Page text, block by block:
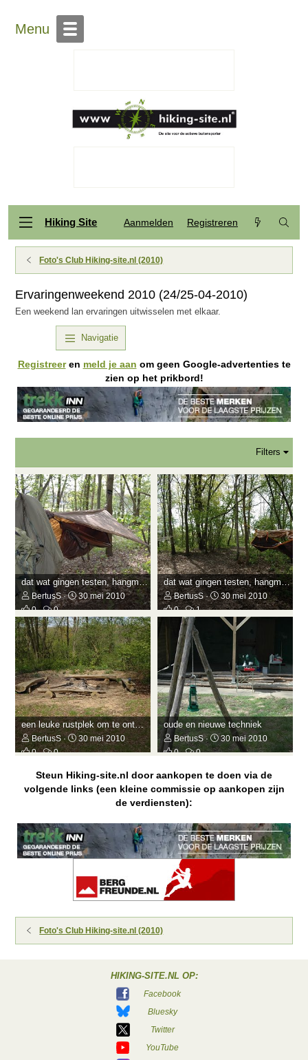
Menu
Hiking Site Aanmelden Registreren
Foto's Club Hiking-site.nl (2010)
Ervaringenweekend 2010 (24/25-04-2010)
Een weekend lan ervaringen uitwisselen met elkaar.
Navigatie
Registreeren meld je aan om geen Google-advertenties te
zien op het prikbord!
Filters
dat wat gingen testen, hangmatten
BertusS
30 mei 2010
0
0
dat wat gingen testen, hangmatten
BertusS
30 mei 2010
0
1
een leuke rustplek om te ontspannen bij een vuurtje
BertusS
30 mei 2010
0
0
oude en nieuwe techniek
BertusS
30 mei 2010
0
0
Steun Hiking-site.nl door aankopen te doen via de
volgende links (een kleine commissie op aankopen zijn
de verdiensten):
Foto's Club Hiking-site.nl (2010)
HIKING-SITE.NL OP:
Facebook
Bluesky
Twitter
YouTube